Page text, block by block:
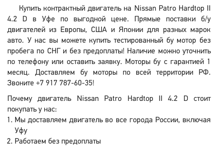
Купить контрактный двигатель на Nissan Patro Hardtop II
4.2 D в Уфе по выгодной цене. Прямые поставки б/у
двигателей из Европы, США и Японии для разных марок
авто. У нас вы можете купить тестированный бу мотор без
пробега по СНГ и без предоплаты! Наличие можно уточнить
по телефону или оставить заявку. Моторы бу с гарантией 1
месяц. Доставляем бу моторы по всей территории РФ.
Звоните +7 917 787-60-35!
Почему двигатель Nissan Patro Hardtop II 4.2 D стоит
покупать у нас:
Мы доставляем двигатель во все города России, включая
Уфу
Работаем без предоплаты